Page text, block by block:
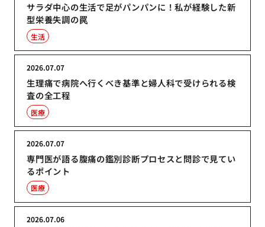
サラダ中心の生活で足がパンパンに！私が経験した新
型栄養失調の罠
生活
生理痛で病院へ行くべき基準と婦人科で受けられる検
査の全工程
2026.07.07
医療
専門医が語る腹痛の鑑別診断プロセスと問診で見てい
るポイント
2026.07.07
医療
2026.07.06